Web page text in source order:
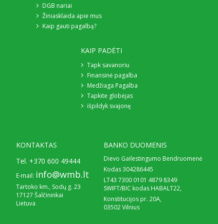
DGB nariai
Žiniasklaida apie mus
Kaip gauti pagalbą?
KAIP PADĖTI
Tapk savanoriu
Finansinė pagalba
Medžiaga Pagalba
Tapkite globėjas
išpildyk svajonę
KONTAKTAS
Tel. +370 600 49444
E-mail: info@wmb.lt
Tartoko km., Sodų g. 23
17127 Šalčininkai
Lietuva
BANKO DUOMENIS
Dievo Gailestingumo Bendruomenė
Kodas 304286445
LT43 7300 0101 4879 8349
SWIFT/BIC kodas HABALT22,
Konstitucijos pr. 20A,
03502 Vilnius